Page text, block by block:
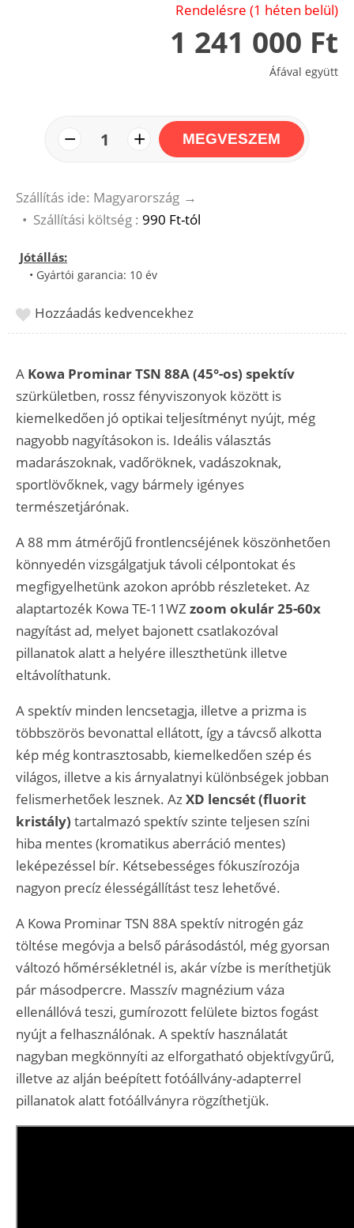
Rendelésre (1 héten belül)
1 241 000 Ft
Áfával együtt
− 1 + MEGVESZEM
Szállítás ide: Magyarország →
• Szállítási költség : 990 Ft-tól
Jótállás:
• Gyártói garancia: 10 év
Hozzáadás kedvencekhez
A Kowa ProminarTSN 88A (45°-os) spektív
szürkületben, rossz fényviszonyok között is
kiemelkedően jó optikai teljesítményt nyújt, még
nagyobb nagyításokon is. Ideális választás
madarászoknak, vadőröknek, vadászoknak,
sportlövőknek, vagy bármely igényes
természetjárónak.
A 88 mm átmérőjű frontlencséjének köszönhetően
könnyedén vizsgálgatjuk távoli célpontokat és
megfigyelhetünk azokon apróbb részleteket. Az
alaptartozék Kowa TE-11WZ zoom okulár25-60x
nagyítást ad, melyet bajonett csatlakozóval
pillanatok alatt a helyére illeszthetünk illetve
eltávolíthatunk.
A spektív minden lencsetagja, illetve a prizma is
többszörös bevonattal ellátott, így a távcső alkotta
kép még kontrasztosabb, kiemelkedően szép és
világos, illetve a kis árnyalatnyi különbségek jobban
felismerhetőek lesznek. AzXD lencsét (fluorit
kristály) tartalmazó spektív szinte teljesen színi
hiba mentes (kromatikus aberráció mentes)
leképezéssel bír. Kétsebességes fókuszírozója
nagyon precíz élességállítást tesz lehetővé.
A Kowa Prominar TSN 88A spektív nitrogén gáz
töltése megóvja a belső párásodástól, még gyorsan
változó hőmérsékletnél is, akár vízbe is meríthetjük
pár másodpercre. Masszív magnézium váza
ellenállóvá teszi, gumírozott felülete biztos fogást
nyújt a felhasználónak. A spektív használatát
nagyban megkönnyíti az elforgatható objektívgyűrű,
illetve az alján beépített fotóállvány-adapterrel
pillanatok alatt fotóállványra rögzíthetjük.